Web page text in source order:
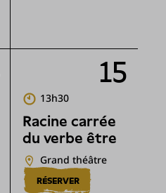
15
13h30
Racine carrée
du verbe être
Grand théâtre
RÉSERVER